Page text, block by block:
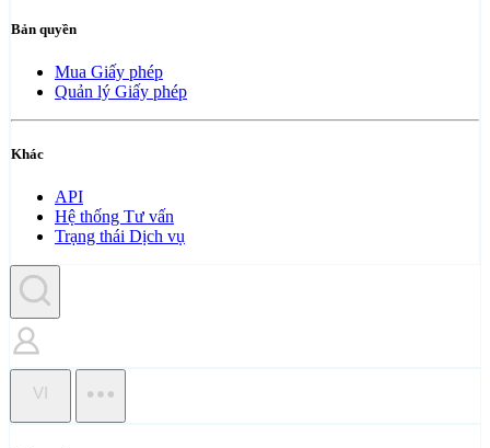
Bản quyền
Mua Giấy phép
Quản lý Giấy phép
Khác
API
Hệ thống Tư vấn
Trạng thái Dịch vụ
VI